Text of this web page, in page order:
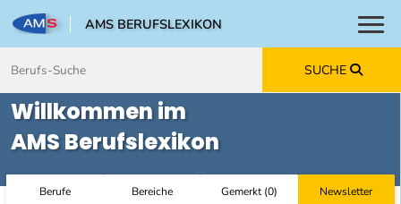
AMS BERUFSLEXIKON
SUCHE
Willkommen im
AMS Berufslexikon
Berufe Bereiche Gemerkt(0) Newsletter